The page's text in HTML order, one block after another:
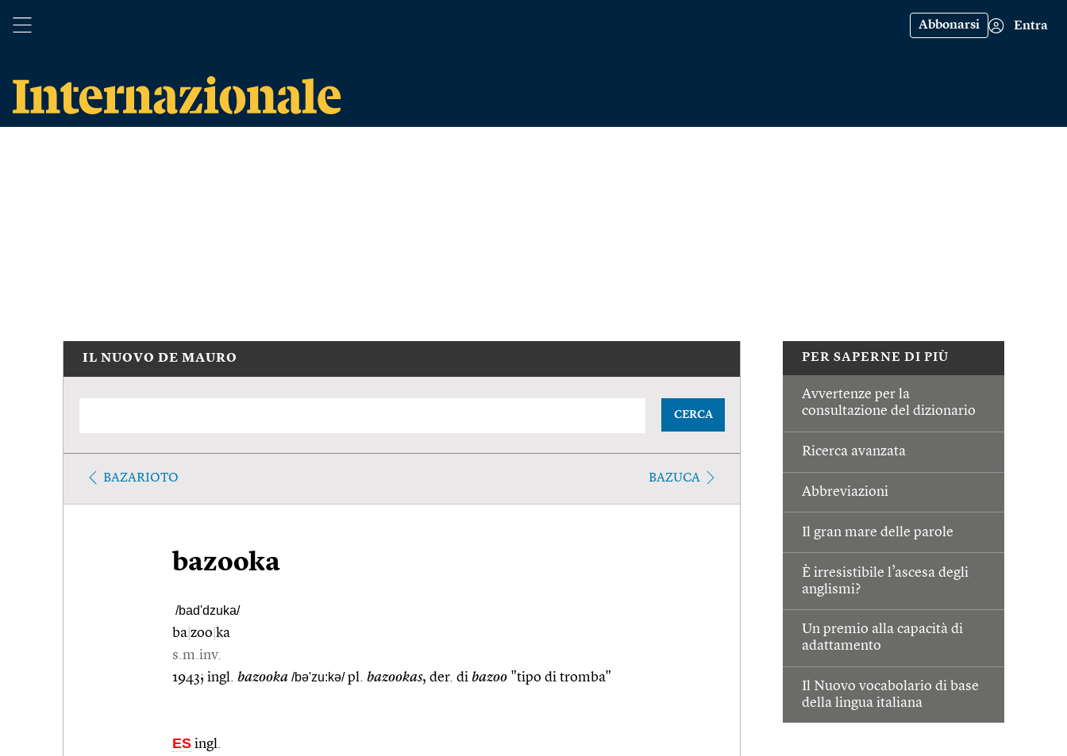
Abbonarsi Entra
PER SAPERNE DI PIÙ
Avvertenze per la
consultazione del dizionario
Ricerca avanzata
Abbreviazioni
Il gran mare delle parole
È irresistibile l’ascesa degli
anglismi?
Un premio alla capacità di
adattamento
Il Nuovo vocabolario di base
della lingua italiana
IL NUOVO DE MAURO
CERCA
BAZARIOTO BAZUCA
bazooka
/bad'dzuka/
ba zoo ka
s.m.inv.
1943; ingl. bazooka /bə'zu:kə/pl. bazookas, der. di bazoo "tipo di tromba"
ES ingl.